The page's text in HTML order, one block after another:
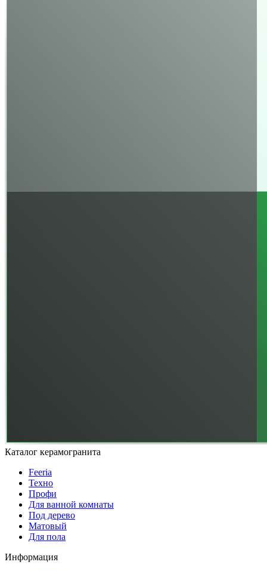
Каталог керамогранита
Feeria
Техно
Профи
Для ванной комнаты
Под дерево
Матовый
Для пола
Информация